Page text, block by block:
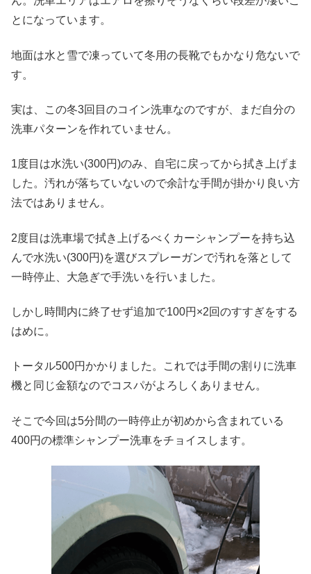
とになっています。
地面は水と雪で凍っていて冬用の長靴でもかなり危ないで
す。
実は、この冬3回目のコイン洗車なのですが、まだ自分の
洗車パターンを作れていません。
1度目は水洗い(300円)のみ、自宅に戻ってから拭き上げま
した。汚れが落ちていないので余計な手間が掛かり良い方
法ではありません。
2度目は洗車場で拭き上げるべくカーシャンプーを持ち込
んで水洗い(300円)を選びスプレーガンで汚れを落として
一時停止、大急ぎで手洗いを行いました。
しかし時間内に終了せず追加で100円×2回のすすぎをする
はめに。
トータル500円かかりました。これでは手間の割りに洗車
機と同じ金額なのでコスパがよろしくありません。
そこで今回は5分間の一時停止が初めから含まれている
400円の標準シャンプー洗車をチョイスします。